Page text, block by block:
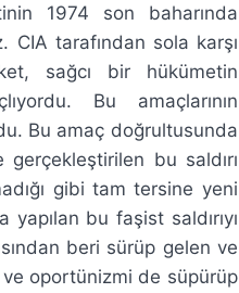
1974 son baharında
CIA tarafından sola karşı
sağcı bir hükümetin
Bu amaçlarının
Bu amaç doğrultusunda
gerçekleştirilen bu saldırı
gibi tam tersine yeni
bu faşist saldırıyı
beri sürüp gelen ve
oportünizmi de süpürüp